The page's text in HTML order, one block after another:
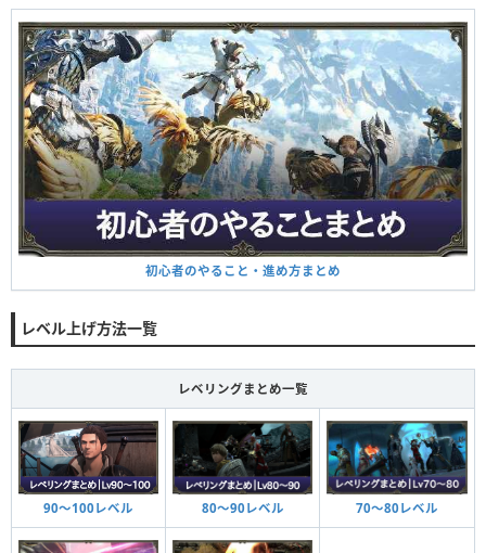
初心者のやること・進め方まとめ
レベル上げ方法一覧
レベリングまとめ一覧
90〜100レベル 80〜90レベル 70〜80レベル